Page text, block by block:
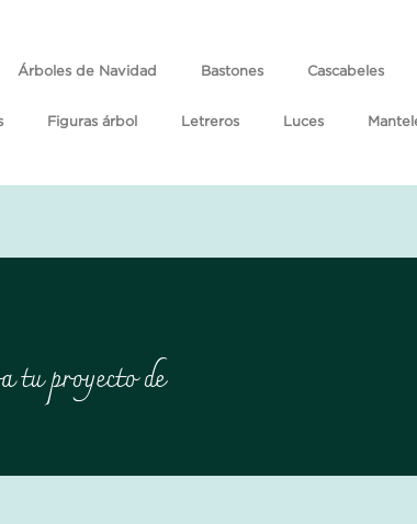
Árboles de Navidad Bastones Cascabeles
Figuras árbol Letreros Luces
tu proyecto de